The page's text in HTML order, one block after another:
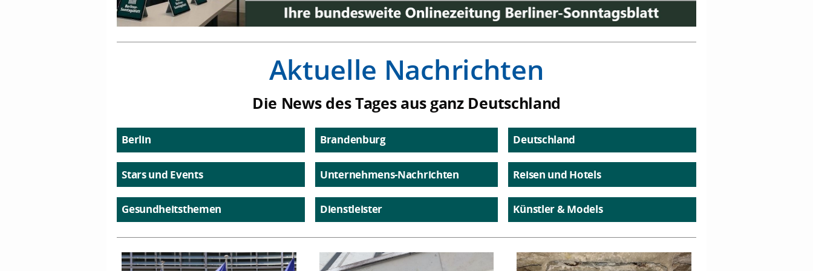
Aktuelle Nachrichten
Die News des Tages aus ganz Deutschland
Berlin Brandenburg Deutschland
Stars und Events Unternehmens-Nachrichten Reisen und Hotels
Gesundheitsthemen Dienstleister Künstler & Models